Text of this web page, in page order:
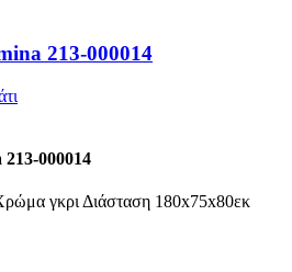
213-000014
213-000014
γκρι Διάσταση 180x75x80εκ